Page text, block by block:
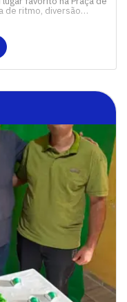
de ritmo, diversão…